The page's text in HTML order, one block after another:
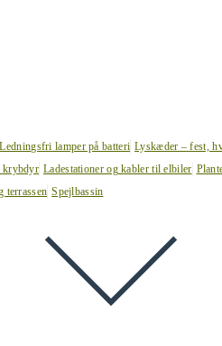
Ledningsfri lamper på batteri Lyskæder – fest,
krybdyr Ladestationer og kabler til elbiler
terrassen Spejlbassin